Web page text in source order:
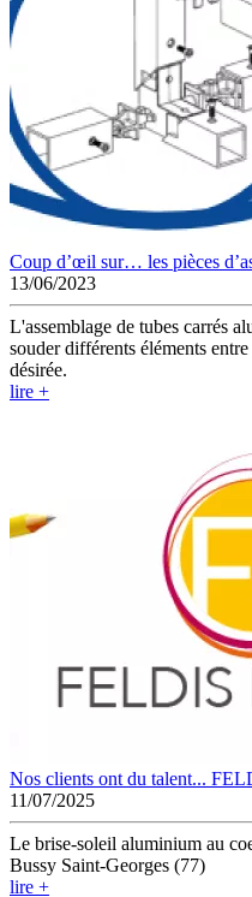
Coup d’œil sur… les pièces
13/06/2023
L'assemblage de tubes carrés
souder différents éléments
désirée.
lire +
Nos clients ont du talent...
11/07/2025
Le brise-soleil aluminium au
Bussy Saint-Georges (77)
lire +